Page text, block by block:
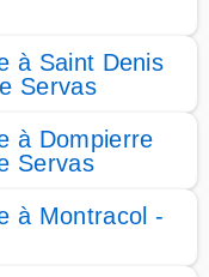
à Saint Denis
Servas
à Dompierre
Servas
à Montracol -